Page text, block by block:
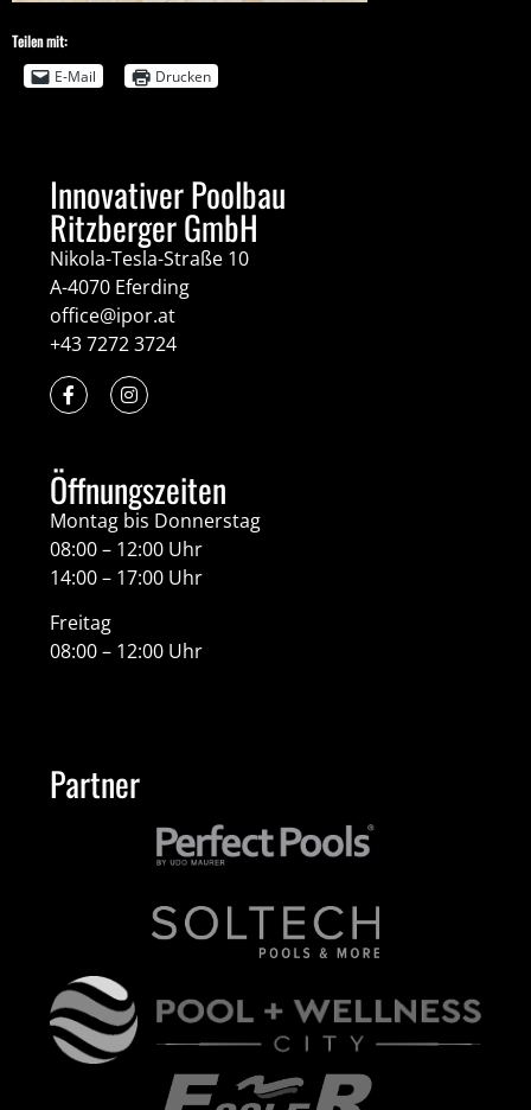
Teilen mit:
E-Mail
Drucken
Innovativer Poolbau
Ritzberger GmbH
Nikola-Tesla-Straße 10
A-4070 Eferding
office@ipor.at
+43 7272 3724
Öffnungszeiten
Montag bis Donnerstag
08:00 – 12:00 Uhr
14:00 – 17:00 Uhr
Freitag
08:00 – 12:00 Uhr
Partner